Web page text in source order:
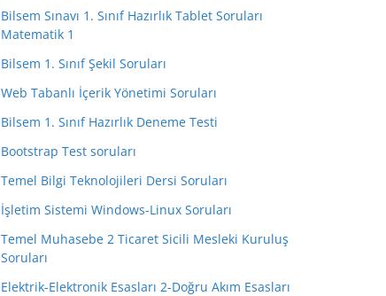
Bilsem Sınavı 1. Sınıf Hazırlık Tablet Soruları
Matematik 1
Bilsem 1. Sınıf Şekil Soruları
Web Tabanlı İçerik Yönetimi Soruları
Bilsem 1. Sınıf Hazırlık Deneme Testi
Bootstrap Test soruları
Temel Bilgi Teknolojileri Dersi Soruları
İşletim Sistemi Windows-Linux Soruları
Temel Muhasebe 2 Ticaret Sicili Mesleki Kuruluş
Soruları
Elektrik-Elektronik Esasları 2-Doğru Akım Esasları